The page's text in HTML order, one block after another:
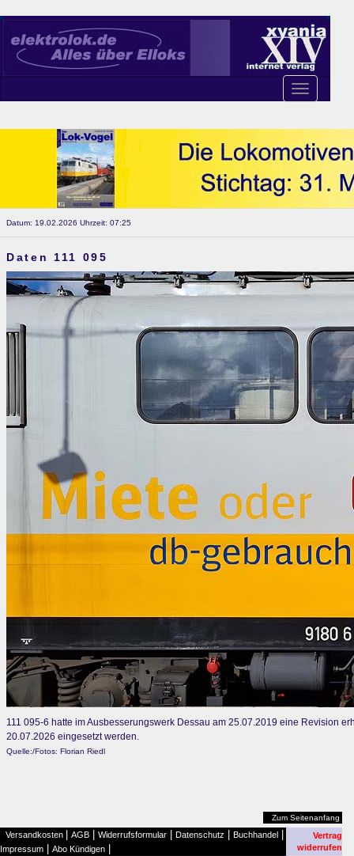
Toggle
navigation
Datum: 19.02.2026 Uhrzeit: 07:25
Daten 111 095
111 095-6 hatte im Ausbesserungswerk Dessau am 25.07.2019 eine Revision
20.07.2026 eingesetzt werden.
Quelle:/Fotos: Florian Riedl
Zum Seitenanfang
Versandkosten AGB Widerrufsformular Datenschutz Buchhandel
Impressum Abo Kündigen
Vertrag
widerrufen